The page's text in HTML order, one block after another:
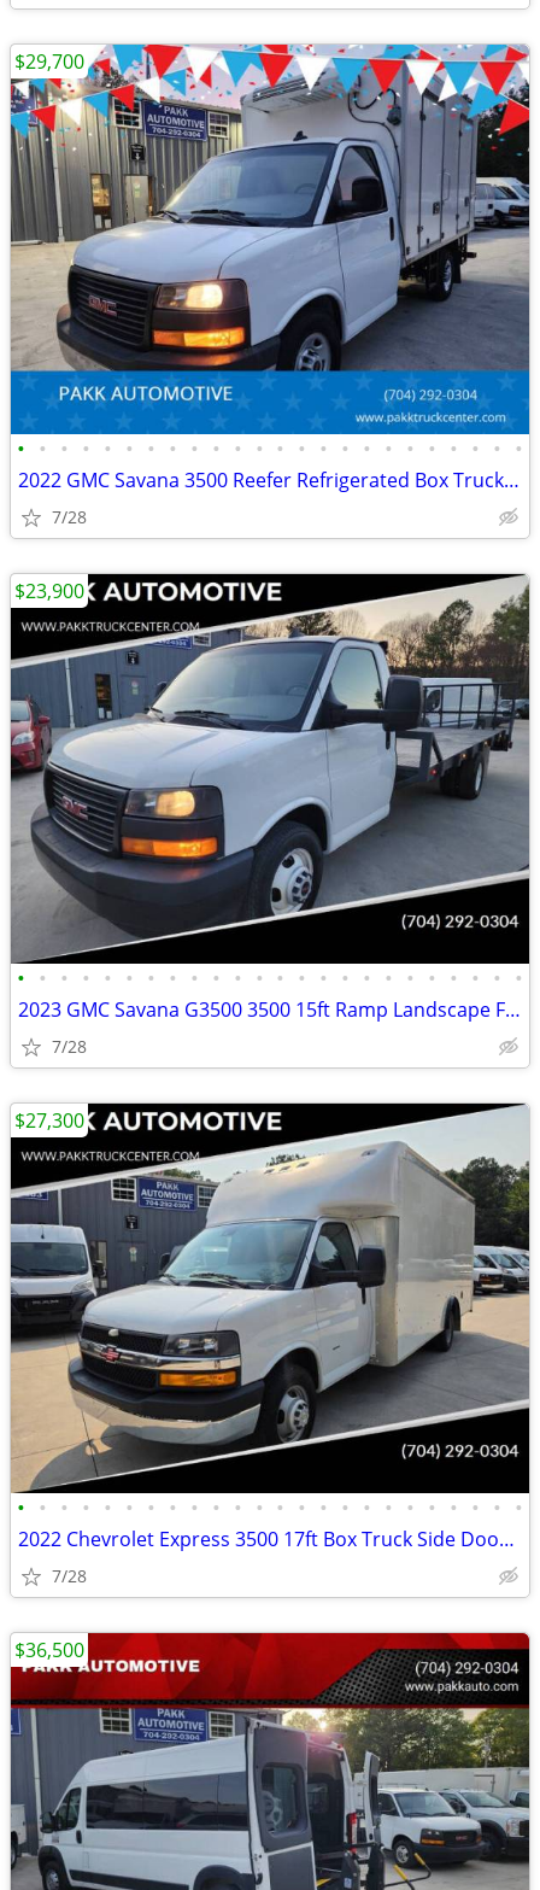
• • • • • • • • • • • • • • • • • • • • • • • •
2022 GMC Savana 3500 Reefer Refrigerated Box Truck Thermo King V320MAX
7/28
$29,700
• • • • • • • • • • • • • • • • • • • • • • • •
2023 GMC Savana G3500 3500 15ft Ramp Landscape Flatbed Stake Bed Truck
7/28
$23,900
• • • • • • • • • • • • • • • • • • • • • • • •
2022 Chevrolet Express 3500 17ft Box Truck Side Door Delivery Van
7/28
$27,300
$36,500